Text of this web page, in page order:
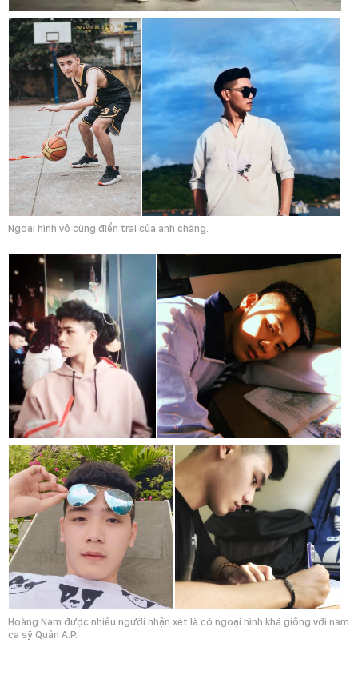
Ngoại hình vô cùng điển trai của anh chàng.
Hoàng Nam được nhiều người nhận xét là có ngoại hình khá giống với nam
ca sỹ Quân A.P.